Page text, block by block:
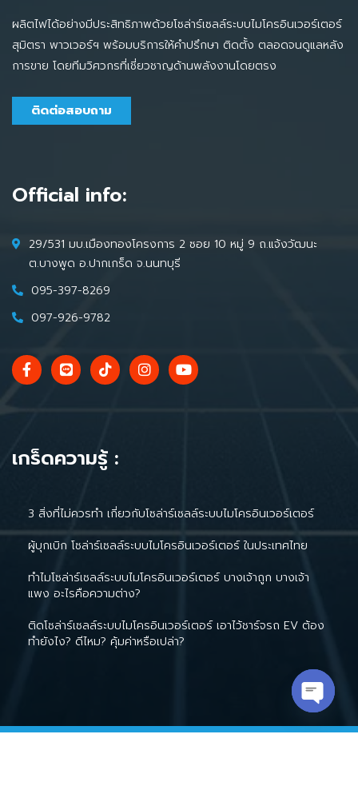
ผลิตไฟได้อย่างมีประสิทธิภาพด้วยโซล่าร์เซลล์ระบบไมโครอินเวอร์เตอร์
สุมิตรา พาวเวอร์ฯ พร้อมบริการให้คำปรึกษา ติดตั้ง ตลอดจนดูแลหลัง
การขาย โดยทีมวิศวกรที่เชี่ยวชาญด้านพลังงานโดยตรง
ติดต่อสอบถาม
Official info:
29/531 มบ.เมืองทองโครงการ 2 ซอย 10 หมู่ 9 ถ.แจ้งวัฒนะ
ต.บางพูด อ.ปากเกร็ด จ.นนทบุรี
095-397-8269
097-926-9782
เกร็ดความรู้ :
3 สิ่งที่ไม่ควรทำ เกี่ยวกับโซล่าร์เซลล์ระบบไมโครอินเวอร์เตอร์
ผู้บุกเบิก โซล่าร์เซลล์ระบบไมโครอินเวอร์เตอร์ ในประเทศไทย
ทำไมโซล่าร์เซลล์ระบบไมโครอินเวอร์เตอร์ บางเจ้าถูก บางเจ้า
แพง อะไรคือความต่าง?
ติดโซล่าร์เซลล์ระบบไมโครอินเวอร์เตอร์ เอาไว้ชาร์จรถ EV ต้อง
ทำยังไง? ดีไหม? คุ้มค่าหรือเปล่า?
Open